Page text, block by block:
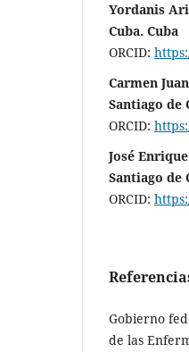
Yordanis
Cuba. Cuba
ORCID:
Carmen
Santiago de
ORCID:
José
Santiago de
ORCID:
Gobierno
de las